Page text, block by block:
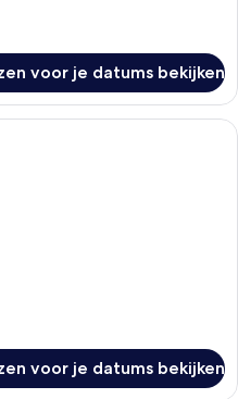
voor je datums bekijken
Een hotelkamer met een groot bed,
voor je datums bekijken